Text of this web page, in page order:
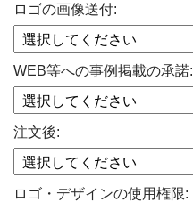
ロゴの画像送付:
WEB等への事例掲載の承諾:
注文後:
ロゴ・デザインの使用権限: